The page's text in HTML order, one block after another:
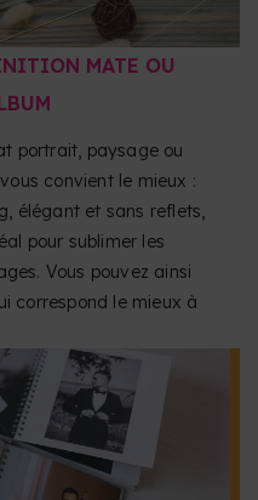
MATE OU
portrait, paysage ou
convient le mieux :
élégant et sans reflets,
pour sublimer les
Vous pouvez ainsi
correspond le mieux à